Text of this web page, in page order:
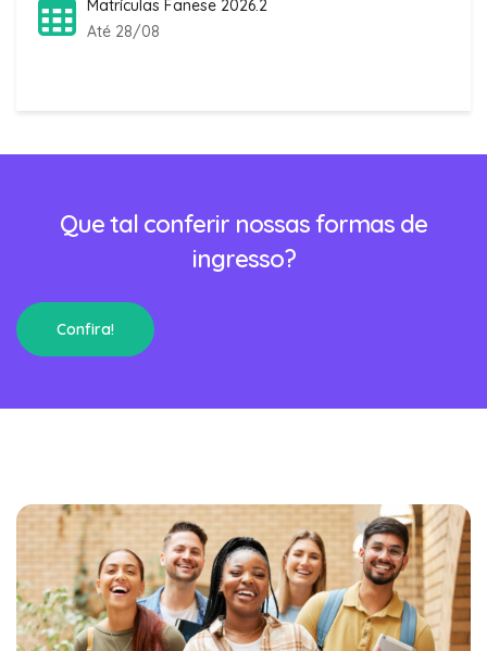
Matrículas Fanese 2026.2
Até 28/08
Que tal conferir nossas formas de
ingresso?
Confira!